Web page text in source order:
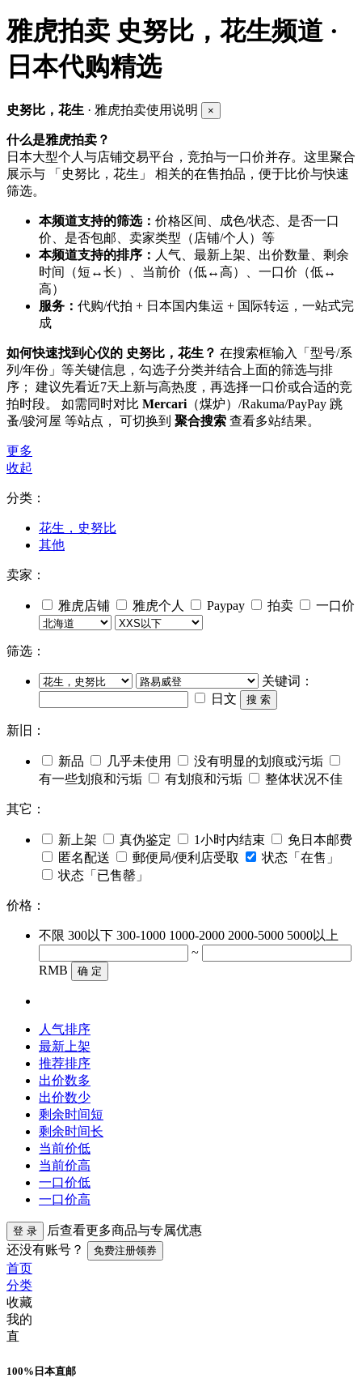
雅虎拍卖 史努比，花生频道 ·
日本代购精选
史努比，花生 · 雅虎拍卖使用说明 ×
什么是雅虎拍卖？
日本大型个人与店铺交易平台，竞拍与一口价并存。这里聚合
展示与 「史努比，花生」 相关的在售拍品，便于比价与快速
筛选。
本频道支持的筛选： 价格区间、成色/状态、是否一口
价、是否包邮、卖家类型（店铺/个人）等
本频道支持的排序： 人气、最新上架、出价数量、剩余
时间（短↔长）、当前价（低↔高）、一口价（低↔
高）
服务： 代购/代拍 + 日本国内集运 + 国际转运，一站式完
成
如何快速找到心仪的 史努比，花生？ 在搜索框输入「型号/系
列/年份」等关键信息，勾选子分类并结合上面的筛选与排
序； 建议先看近7天上新与高热度，再选择一口价或合适的竞
拍时段。 如需同时对比 Mercari （煤炉）/Rakuma/PayPay 跳
蚤/骏河屋 等站点， 可切换到 聚合搜索 查看多站结果。
更多
收起
分类：
花生，史努比
其他
卖家：
雅虎店铺 雅虎个人 Paypay 拍卖 一口价
筛选：
关键词：
日文
搜 索
新旧：
新品 几乎未使用
没有明显的划痕或污垢
有一些划痕和污垢
有划痕和污垢 整体状况不佳
其它：
新上架 真伪鉴定 1小时内结束
免日本邮费
匿名配送
郵便局/便利店受取
状态「在售」
状态「已售罄」
价格：
不限 300以下 300-1000 1000-2000 2000-5000 5000以上
~
RMB
确 定
人气排序
最新上架
推荐排序
出价数多
出价数少
剩余时间短
剩余时间长
当前价低
当前价高
一口价低
一口价高
登 录
后查看更多商品与专属优惠
还没有账号？
免费注册领券
首页
分类
收藏
我的
直
100%日本直邮